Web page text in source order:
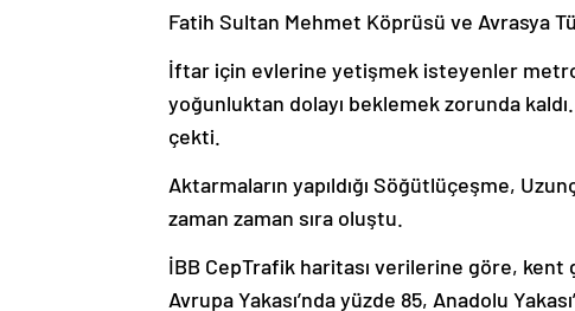
Fatih Sultan Mehmet Köprüsü ve Avrasya
İftar için evlerine yetişmek isteyenler
yoğunluktan dolayı beklemek zorunda
çekti.
Aktarmaların yapıldığı Söğütlüçeşme,
zaman zaman sıra oluştu.
İBB CepTrafik haritası verilerine göre, kent
Avrupa Yakası’nda yüzde 85, Anadolu